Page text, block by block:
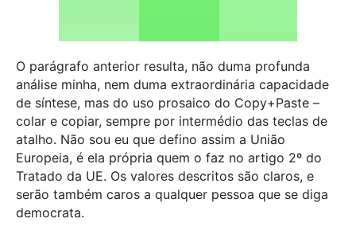
O parágrafo anterior resulta, não duma profunda
análise minha, nem duma extraordinária capacidade
de síntese, mas do uso prosaico do Copy+Paste –
colar e copiar, sempre por intermédio das teclas de
atalho. Não sou eu que defino assim a União
Europeia, é ela própria quem o faz no artigo 2º do
Tratado da UE. Os valores descritos são claros, e
serão também caros a qualquer pessoa que se diga
democrata.